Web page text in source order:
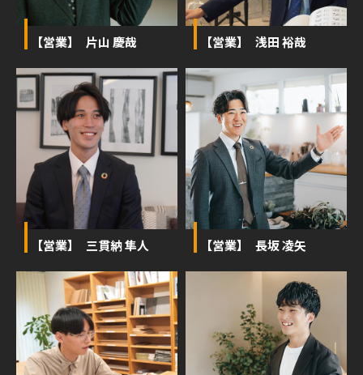
【営業】 片山 慶哉 【営業】 浅田 裕哉
【営業】 三貫納 隼人 【営業】 長坂 凌矢